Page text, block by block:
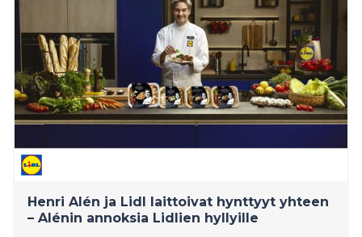
Henri Alén ja Lidl laittoivat hynttyyt yhteen
– Alénin annoksia Lidlien hyllyille